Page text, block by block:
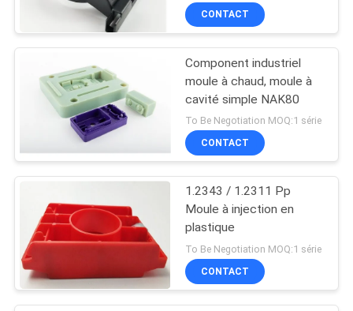
Formage par
insertion en
plastique
Produits
transparents
CONTACT
Component industriel
moule à chaud, moule à
cavité simple NAK80
To Be Negotiation MOQ:1 série
CONTACT
1.2343 / 1.2311 Pp
Moule à injection en
plastique
To Be Negotiation MOQ:1 série
CONTACT